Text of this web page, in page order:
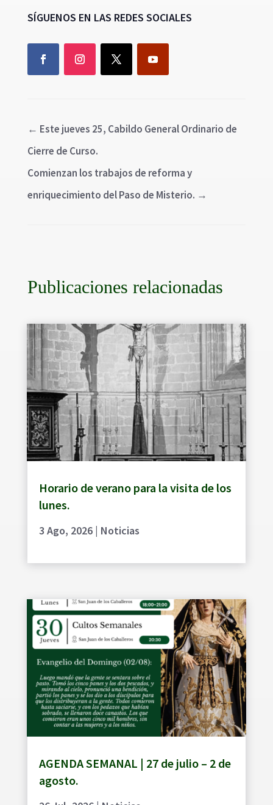
SÍGUENOS EN LAS REDES SOCIALES
← Este jueves 25, Cabildo General Ordinario de
Cierre de Curso.
Comienzan los trabajos de reforma y
enriquecimiento del Paso de Misterio. →
Publicaciones relacionadas
Horario de verano para la visita de los
lunes.
3 Ago, 2026| Noticias
AGENDA SEMANAL | 27 de julio – 2 de
agosto.